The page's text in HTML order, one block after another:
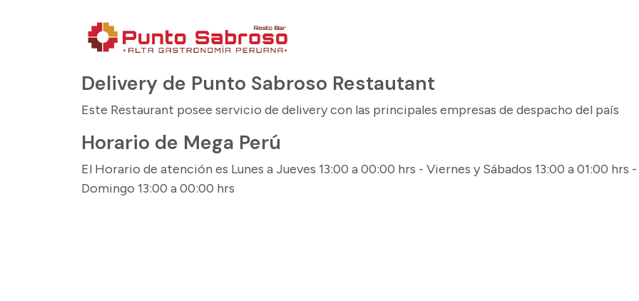
Delivery de Punto Sabroso Restautant
Este Restaurant posee servicio de delivery con las principales empresas de despacho del país
Horario de Mega Perú
El Horario de atención es Lunes a Jueves 13:00 a 00:00 hrs - Viernes y Sábados 13:00 a 01:00 hrs -
Domingo 13:00 a 00:00 hrs